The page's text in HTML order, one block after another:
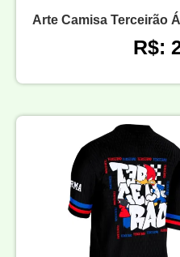
Arte Camisa Terceirão
R$: